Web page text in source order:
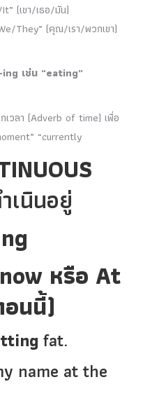
(เขา/เธอ/มัน)
They” (คุณ/เรา/พวกเขา)
เช่น “eating”
เวลา (Adverb of time) เพื่อ
“currently
เนินอยู่
หรือ At
นนี้)
fat.
name at the